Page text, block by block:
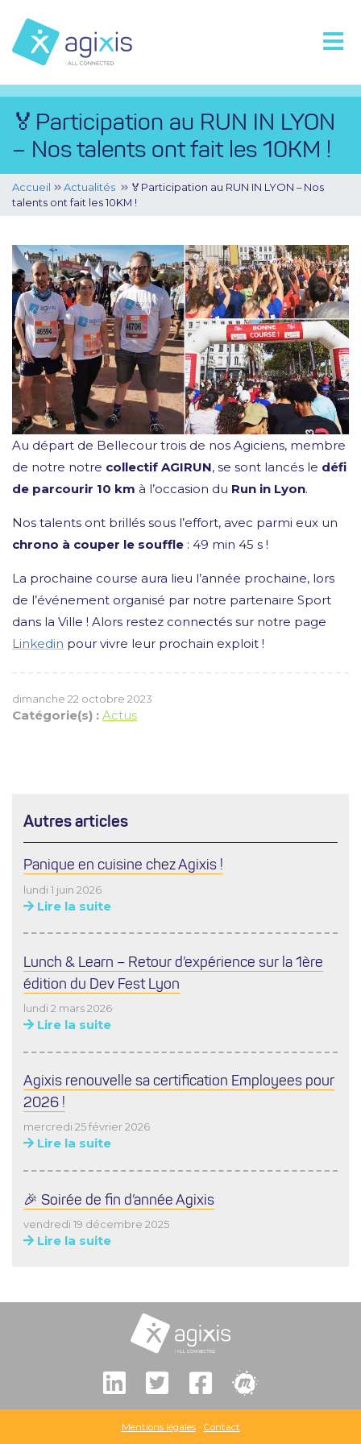
🏅Participation au RUN IN LYON
– Nos talents ont fait les 10KM !
Accueil Actualités
🏅Participation au RUN IN LYON – Nos
talents ont fait les 10KM !
Au départ de Bellecour trois de nos Agiciens, membre
de notre notre collectif AGIRUN, se sont lancés le défi
de parcourir 10 km à l’occasion du Run in Lyon.
Nos talents ont brillés sous l’effort, avec parmi eux un
chrono à couper le souffle : 49 min 45 s !
La prochaine course aura lieu l’année prochaine, lors
de l’événement organisé par notre partenaire Sport
dans la Ville ! Alors restez connectés sur notre page
Linkedin pour vivre leur prochain exploit !
dimanche 22 octobre 2023
Catégorie(s) : Actus
Autres articles
Panique en cuisine chez Agixis !
lundi 1 juin 2026
Lire la suite
Lunch & Learn – Retour d’expérience sur la 1ère
édition du Dev Fest Lyon
lundi 2 mars 2026
Lire la suite
Agixis renouvelle sa certification Employees pour
2026 !
mercredi 25 février 2026
Lire la suite
🎉 Soirée de fin d’année Agixis
vendredi 19 décembre 2025
Lire la suite
Mentions légales- Contact